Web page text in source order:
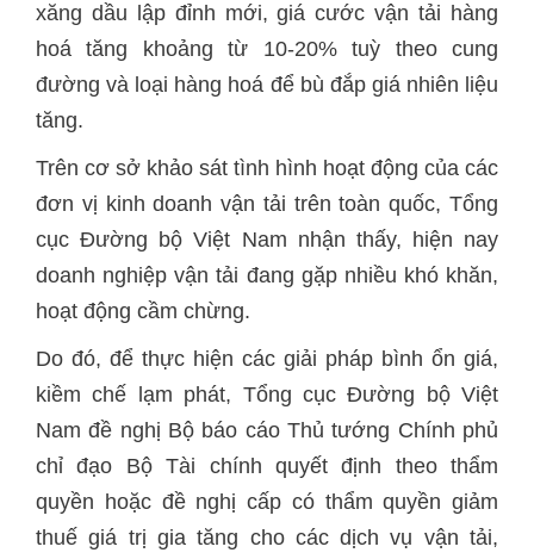
xăng dầu lập đỉnh mới, giá cước vận tải hàng
hoá tăng khoảng từ 10-20% tuỳ theo cung
đường và loại hàng hoá để bù đắp giá nhiên liệu
tăng.
Trên cơ sở khảo sát tình hình hoạt động của các
đơn vị kinh doanh vận tải trên toàn quốc, Tổng
cục Đường bộ Việt Nam nhận thấy, hiện nay
doanh nghiệp vận tải đang gặp nhiều khó khăn,
hoạt động cầm chừng.
Do đó, để thực hiện các giải pháp bình ổn giá,
kiềm chế lạm phát, Tổng cục Đường bộ Việt
Nam đề nghị Bộ báo cáo Thủ tướng Chính phủ
chỉ đạo Bộ Tài chính quyết định theo thẩm
quyền hoặc đề nghị cấp có thẩm quyền giảm
thuế giá trị gia tăng cho các dịch vụ vận tải,